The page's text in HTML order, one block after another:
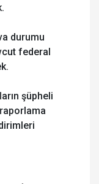
durumu
federal
şüpheli